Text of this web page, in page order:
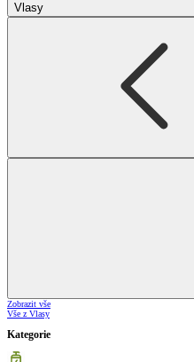
Vlasy
Zobrazit vše
Vše z Vlasy
Kategorie